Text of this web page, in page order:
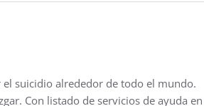
suicidio alrededor de todo el mundo.
Con listado de servicios de ayuda en